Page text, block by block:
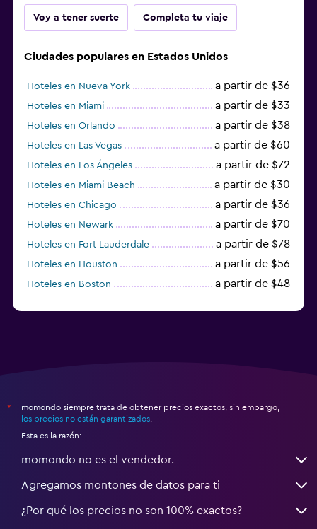
Voy a tener suerte Completa tu viaje
Ciudades populares en Estados Unidos
Hoteles en Nueva York a partir de $36
Hoteles en Miami a partir de $33
Hoteles en Orlando a partir de $38
Hoteles en Las Vegas a partir de $60
Hoteles en Los Ángeles a partir de $72
Hoteles en Miami Beach a partir de $30
Hoteles en Chicago a partir de $36
Hoteles en Newark a partir de $70
Hoteles en Fort Lauderdale a partir de $78
Hoteles en Houston a partir de $56
Hoteles en Boston a partir de $48
*
momondo siempre trata de obtener precios exactos, sin embargo,
los precios no están garantizados
Esta es la razón:
momondo no es el vendedor.
Agregamos montones de datos para ti
¿Por qué los precios no son 100% exactos?